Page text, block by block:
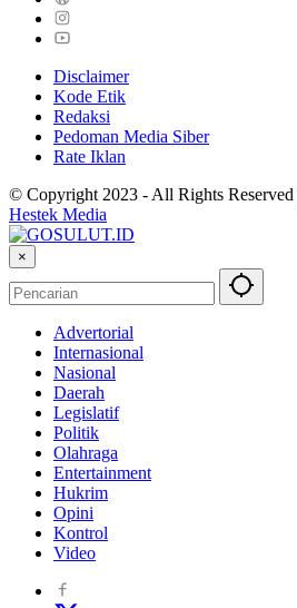
Disclaimer
Kode Etik
Redaksi
Pedoman Media Siber
Rate Iklan
© Copyright 2023 - All Rights
Hestek Media
×
Advertorial
Internasional
Nasional
Daerah
Legislatif
Politik
Olahraga
Entertainment
Hukrim
Opini
Kontrol
Video